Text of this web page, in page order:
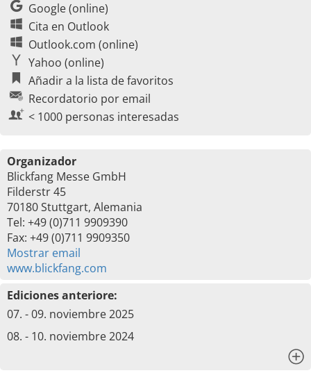
Google (online)
Cita en Outlook
Outlook.com (online)
Yahoo (online)
Añadir a la lista de favoritos
Recordatorio por email
< 1000 personas interesadas
Organizador
Blickfang Messe GmbH
Filderstr 45
70180 Stuttgart, Alemania
Tel: +49 (0)711 9909390
Fax: +49 (0)711 9909350
Mostrar email
www.blickfang.com
Ediciones anteriore:
07. - 09. noviembre 2025
08. - 10. noviembre 2024